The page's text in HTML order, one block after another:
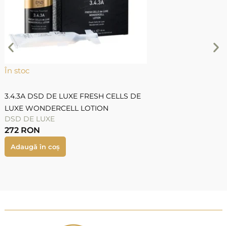
În stoc
3.4.3А DSD DE LUXE FRESH CELLS DE
LUXE WONDERCELL LOTION
DSD DE LUXE
272 RON
Adaugă în coș